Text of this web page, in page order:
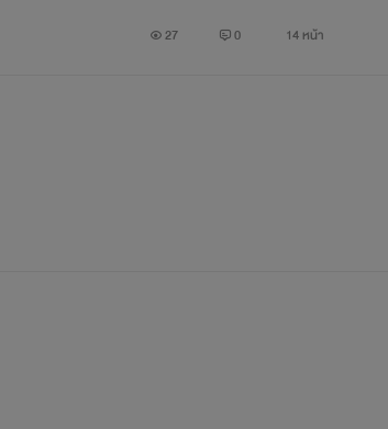
27 0 14 หน้า